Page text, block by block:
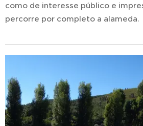
como de interesse público e
percorre por completo a alameda.